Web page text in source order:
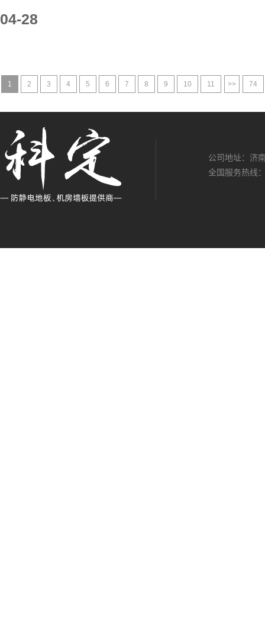
04-28
1 2 3 4 5 6 7 8 9 10 11 >> 74
公司地址：济
全国服务热线